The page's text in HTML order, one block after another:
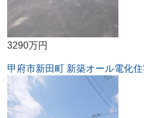
3290万円
甲府市新田町 新築オール電化